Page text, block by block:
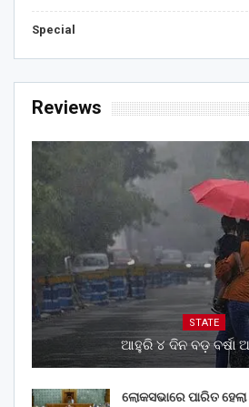
Special
Reviews
STATE
ଆହୁରି ୪ ଦିନ ବଡ଼ ବର୍ଷା
ଲୋକସଭାରେ ପାରିତ